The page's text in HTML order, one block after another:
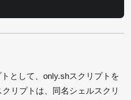
として、only.shスクリプトを
リプトは、同名シェルスクリ